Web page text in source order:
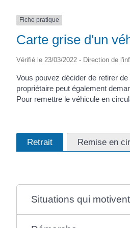
Fiche pratique
Carte grise d'un
Vérifié le 23/03/2022 - Direction de
Vous pouvez décider de retirer
propriétaire peut également
Pour remettre le véhicule en
Retrait Remise en
Situations qui